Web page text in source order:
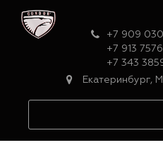
+7 909
+7 913
+7 343
Екатеринбург,